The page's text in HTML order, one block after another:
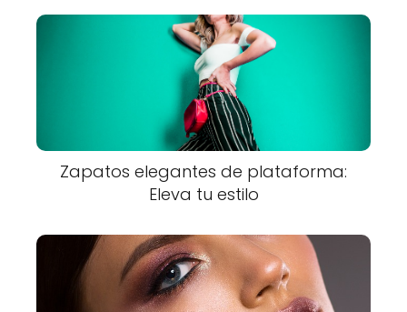
Zapatos elegantes de plataforma:
Eleva tu estilo